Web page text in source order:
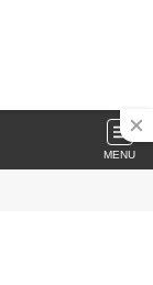
MENU